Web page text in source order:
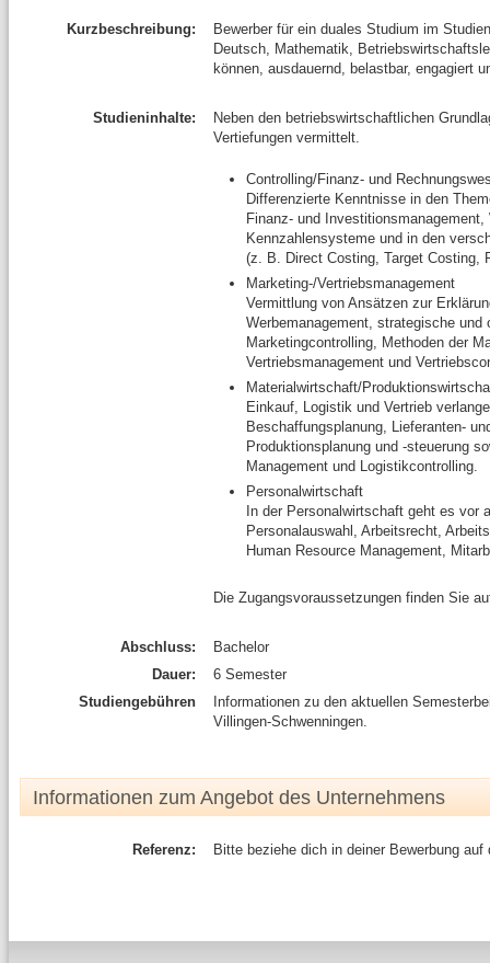
Kurzbeschreibung:
Bewerber für ein duales Studium im
Deutsch, Mathematik,
können, ausdauernd, belastbar, engagiert
Studieninhalte:
Neben den betriebswirtschaftlichen
Vertiefungen vermittelt.
Controlling/Finanz- und
Differenzierte Kenntnisse in den
Finanz- und
Kennzahlensysteme und in den
(z. B. Direct Costing, Target Costing,
Marketing-/Vertriebsmanagement
Vermittlung von Ansätzen zur
Werbemanagement, strategische
Marketingcontrolling, Methoden der
Vertriebsmanagement und
Materialwirtschaft/
Einkauf, Logistik und Vertrieb
Beschaffungsplanung, Lieferanten-
Produktionsplanung und -steuerung
Management und Logistikcontrolling.
Personalwirtschaft
In der Personalwirtschaft geht es vor
Personalauswahl, Arbeitsrecht,
Human Resource Management,
Die Zugangsvoraussetzungen finden Sie
Abschluss:
Bachelor
Dauer:
6 Semester
Studiengebühren
Informationen zu den aktuellen
Villingen-Schwenningen.
Informationen zum Angebot des Unternehmens
Referenz: Bitte beziehe dich in deiner Bewerbung auf